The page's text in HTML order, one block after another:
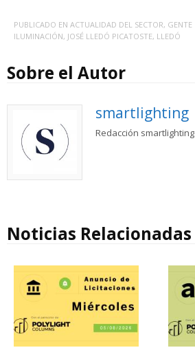
PUBLICADO EN ACTUALIDAD DEL SECTOR, GENTE
ILUMINACIÓN, JOSÉ LLEDÓ PICATOSTE, LLEDÓ
Sobre el Autor
smartlighting
Redacción smartlighting
Noticias Relacionadas